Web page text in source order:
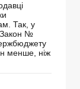
Так, у
Закон №
менше, ніж